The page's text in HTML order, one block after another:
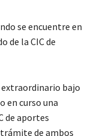
se encuentre en
de la CIC de
extraordinario bajo
en curso una
de aportes
de ambos